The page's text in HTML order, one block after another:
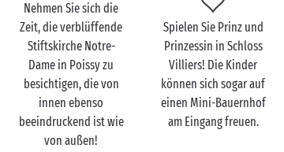
Poissy zu zweit
entdecken
Sie suchen nach einem friedlichen Ausflugsziel
als Paar? Da sind die Seine-Ufer von Poissy
besonders geeignet, denn hier finden Sie Ruhe und
Nehmen Sie sich die
Zeit, die verblüffende
Stiftskirche Notre-
Dame in Poissy zu
besichtigen, die von
innen ebenso
beeindruckend ist wie
von außen!
Spielen Sie Prinz und
Prinzessin in Schloss
Villiers! Die Kinder
können sich sogar auf
einen Mini-Bauernhof
am Eingang freuen.